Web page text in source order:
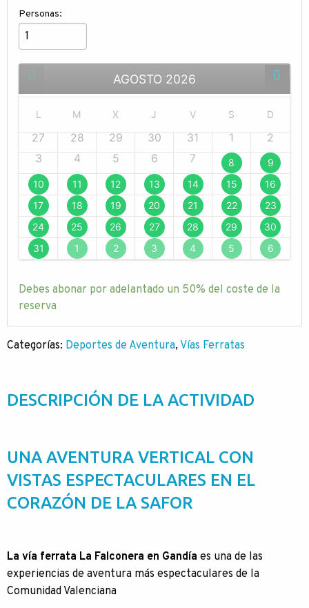
Personas:
AGOSTO 2026
L M X J V S D
27 28 29 30 31 1
2
3
4 5 6 7 8
9
10
11 12 13 14 15
16
17
18 19 20 21 22
23
24
25 26 27 28 29
30
31
1 2 3 4 5 6
Debes abonar por adelantado un 50% del coste de la
reserva
Categorías: Deportes de Aventura, Vías Ferratas
DESCRIPCIÓN DE LA ACTIVIDAD
UNA AVENTURA VERTICAL CON
VISTAS ESPECTACULARES EN EL
CORAZÓN DE LA SAFOR
La vía ferrata La Falconera en Gandía es una de las
experiencias de aventura más espectaculares de la
Comunidad Valenciana